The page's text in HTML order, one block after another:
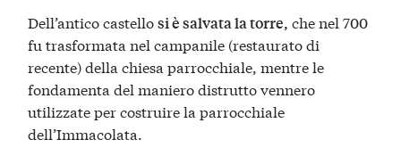
Dell’antico castellosi è salvata la torre, che nel 700
fu trasformata nel campanile (restaurato di
recente) della chiesa parrocchiale, mentre le
fondamenta del maniero distrutto vennero
utilizzate per costruire la parrocchiale
dell’Immacolata.